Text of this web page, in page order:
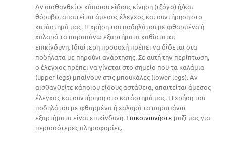
Αν αισθανθείτε κάποιου είδους κίνηση (τζόγο) ή/και
θόρυβο, απαιτείται άμεσος έλεγχος και συντήρηση στο
κατάστημά μας. Η χρήση του ποδηλάτου με φθαρμένα ή
χαλαρά τα παραπάνω εξαρτήματα καθίσταται
επικίνδυνη. Ιδιαίτερη προσοχή πρέπει να δίδεται στα
ποδήλατα με πηρούνι ανάρτησης. Σε αυτή την περίπτωση,
ο έλεγχος πρέπει να γίνεται στο σημείο που τα καλάμια
(upper legs) μπαίνουν στις μπουκάλες (lower legs). Αν
αισθανθείτε κάποιου είδους αστάθεια, απαιτείται άμεσος
έλεγχος και συντήρηση στο κατάστημά μας. Η χρήση του
ποδηλάτου με φθαρμένα ή χαλαρά τα παραπάνω
εξαρτήματα είναι επικίνδυνη. Επικοινωνήστε μαζί μας για
περισσότερες πληροφορίες.